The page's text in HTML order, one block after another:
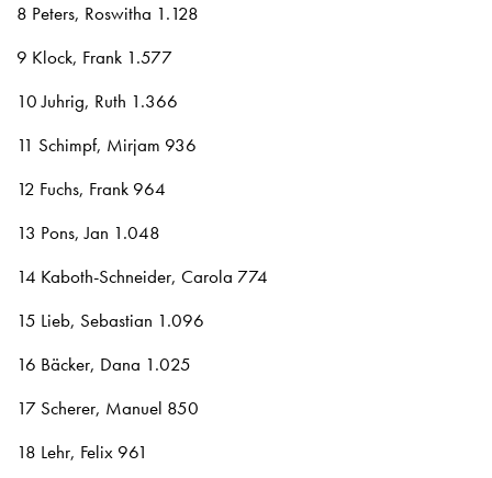
8 Peters, Roswitha 1.128
9 Klock, Frank 1.577
10 Juhrig, Ruth 1.366
11 Schimpf, Mirjam 936
12 Fuchs, Frank 964
13 Pons, Jan 1.048
14 Kaboth-Schneider, Carola 774
15 Lieb, Sebastian 1.096
16 Bäcker, Dana 1.025
17 Scherer, Manuel 850
18 Lehr, Felix 961